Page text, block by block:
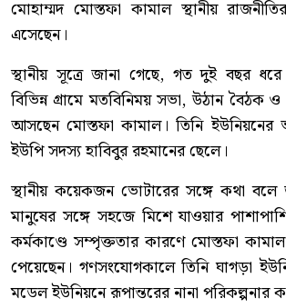
মোহাম্মদ মোস্তফা কামাল স্থানীয়
এসেছেন।
স্থানীয় সূত্রে জানা গেছে, গত দুই বছর
বিভিন্ন গ্রামে মতবিনিময় সভা, উঠান বৈঠক
আসছেন মোস্তফা কামাল। তিনি ইউনিয়নের
ইউপি সদস্য হাবিবুর রহমানের ছেলে।
স্থানীয় কয়েকজন ভোটারের সঙ্গে কথা বলে
মানুষের সঙ্গে সহজে মিশে যাওয়ার
কর্মকাণ্ডে সম্পৃক্ততার কারণে মোস্তফা
পেয়েছেন। গণসংযোগকালে তিনি ঘাগড়া
মডেল ইউনিয়নে রূপান্তরের নানা পরিকল্পনার